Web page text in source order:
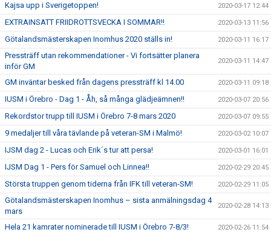
Kajsa upp i Sverigetoppen! 2020-03-17 12:44
EXTRAINSATT FRIIDROTTSVECKA I SOMMAR!! 2020-03-13 11:56
Götalandsmästerskapen Inomhus 2020 ställs in! 2020-03-11 16:17
Pressträff utan rekommendationer - Vi fortsätter planera
inför GM
2020-03-11 14:47
GM inväntar besked från dagens pressträff kl 14.00 2020-03-11 09:18
IUSM i Örebro - Dag 1 - Åh, så många glädjeämnen!! 2020-03-07 20:56
Rekordstor trupp till IUSM i Örebro 7-8 mars 2020 2020-03-07 09:55
9 medaljer till våra tävlande på veteran-SM i Malmö! 2020-03-02 10:07
IJSM dag 2 - Lucas och Erik´s tur att persa! 2020-03-01 16:01
IJSM Dag 1 - Pers för Samuel och Linnea!! 2020-02-29 20:45
Största truppen genom tiderna från IFK till veteran-SM! 2020-02-29 11:05
Götalandsmästerskapen Inomhus – sista anmälningsdag 4
mars
2020-02-28 14:13
Hela 21 kamrater nominerade till IUSM i Örebro 7-8/3! 2020-02-26 11:54